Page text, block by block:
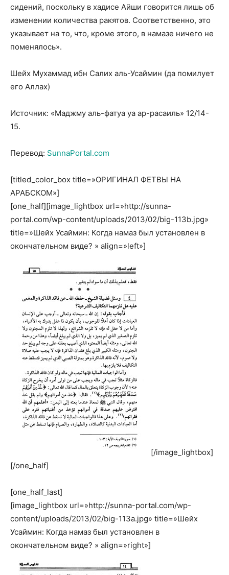
сидений, поскольку в хадисе Айши говорится лишь об
изменении количества ракятов. Соответственно, это
указывает на то, что, кроме этого, в намазе ничего не
поменялось».
Шейх Мухаммад ибн Салих аль-Усаймин (да помилует
его Аллах)
Источник: «Маджму аль-фатуа уа ар-расаиль» 12/14-
15.
Перевод: SunnaPortal.com
[titled_color_box title=»ОРИГИНАЛ ФЕТВЫ НА
АРАБСКОМ»]
[one_half][image_lightbox url=»http://sunna-
portal.com/wp-content/uploads/2013/02/big-113b.jpg»
title=»Шейх Усаймин: Когда намаз был установлен в
окончательном виде? » align=»left»]
[/image_lightbox]
[/one_half]
[one_half_last]
[image_lightbox url=»http://sunna-portal.com/wp-
content/uploads/2013/02/big-113a.jpg» title=»Шейх
Усаймин: Когда намаз был установлен в
окончательном виде? » align=»right»]